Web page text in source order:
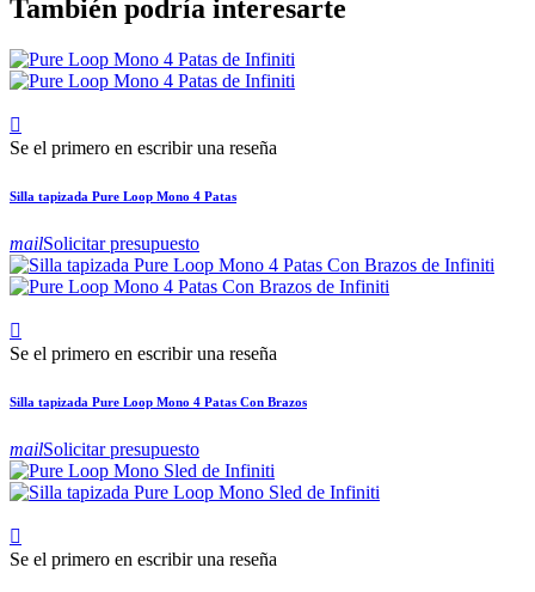
También podría interesarte

Se el primero en escribir una reseña
Silla tapizada Pure Loop Mono 4 Patas
mailSolicitar presupuesto

Se el primero en escribir una reseña
Silla tapizada Pure Loop Mono 4 Patas Con Brazos
mailSolicitar presupuesto

Se el primero en escribir una reseña